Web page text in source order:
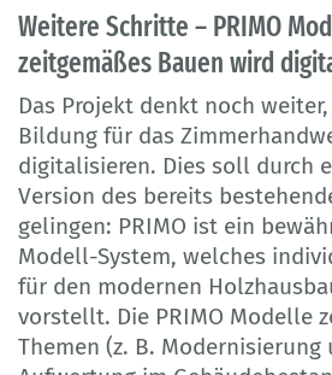
Weitere Schritte – PRIMO
zeitgemäßes Bauen wird
Das Projekt denkt noch
Bildung für das
digitalisieren. Dies soll durch
Version des bereits
gelingen: PRIMO ist ein
Modell-System, welches
für den modernen
vorstellt. Die PRIMO Modelle
Themen (z. B. Modernisierung